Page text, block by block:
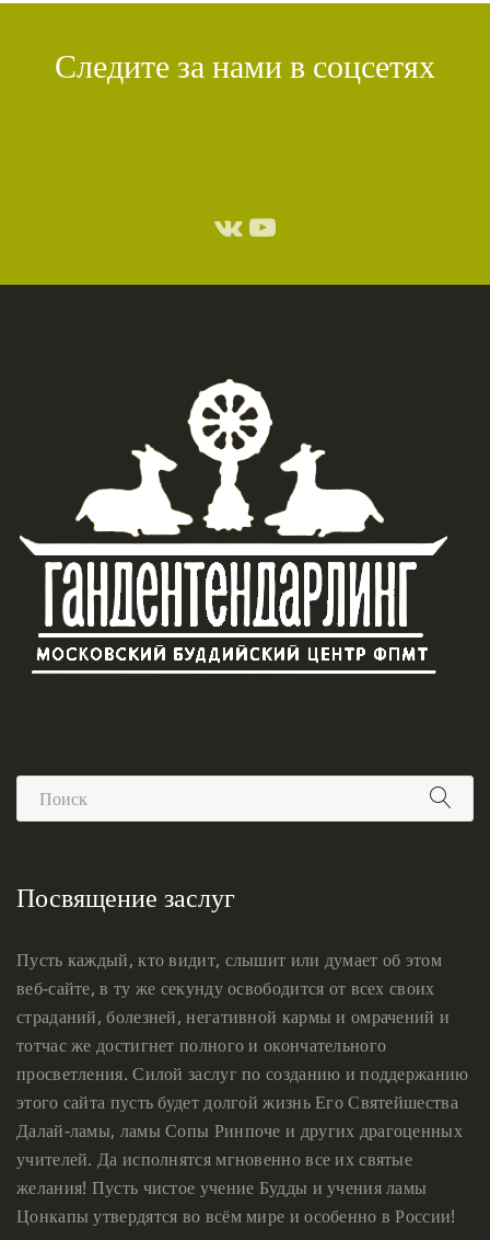
Следите за нами в соцсетях
Посвящение заслуг
Пусть каждый, кто видит, слышит или думает об этом
веб-сайте, в ту же секунду освободится от всех своих
страданий, болезней, негативной кармы и омрачений и
тотчас же достигнет полного и окончательного
просветления. Силой заслуг по созданию и поддержанию
этого сайта пусть будет долгой жизнь Его Святейшества
Далай-ламы, ламы Сопы Ринпоче и других драгоценных
учителей. Да исполнятся мгновенно все их святые
желания! Пусть чистое учение Будды и учения ламы
Цонкапы утвердятся во всём мире и особенно в России!